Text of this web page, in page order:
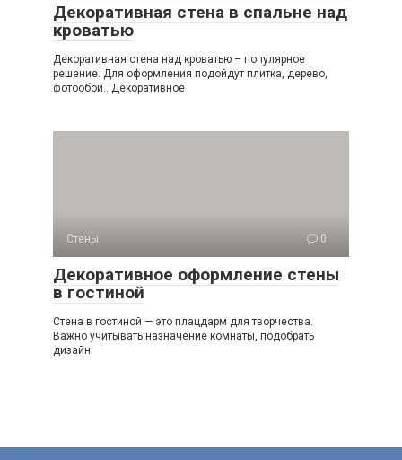
Декоративная стена в спальне над
кроватью
Декоративная стена над кроватью – популярное
решение. Для оформления подойдут плитка, дерево,
фотообои.. Декоративное
Стены 0
Декоративное оформление стены
в гостиной
Стена в гостиной — это плацдарм для творчества.
Важно учитывать назначение комнаты, подобрать
дизайн